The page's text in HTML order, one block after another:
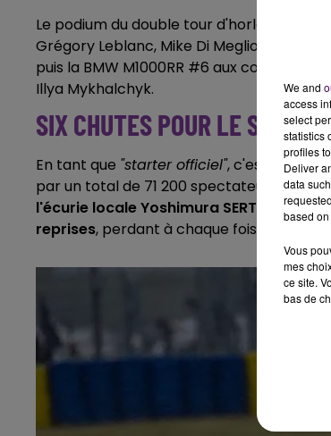
Le podium du double tour d'horloge
Grégory Leblanc, Mike Di Meglio sur la
puis la BMW M1000RR #6 aux couleurs des
Illya Mykhalchyk.
SIX CHUTES POUR LE SERT
En tant que "starter officiel", c'est l'acteur
par un total de 71 200 spectateurs sur
l'écurie locale Yoshimura SERT Motul,
reprises, perdant à chaque fois un peu
We and
access
select
statistics
profiles
Deliver
data
based
Vous
mes
ce site.
bas de